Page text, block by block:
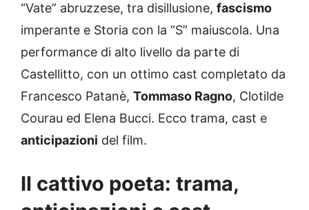
“Vate” abruzzese, tra disillusione, fascismo
imperante e Storia con la “S” maiuscola. Una
performance di alto livello da parte di
Castellitto, con un ottimo cast completato da
Francesco Patanè, Tommaso Ragno, Clotilde
Courau ed Elena Bucci. Ecco trama, cast e
anticipazioni del film.
Il cattivo poeta: trama,